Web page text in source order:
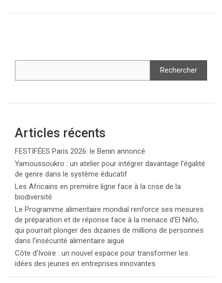
Rechercher
Articles récents
FESTIFÉES Paris 2026: le Benin annoncé
Yamoussoukro : un atelier pour intégrer davantage l’égalité
de genre dans le système éducatif
Les Africains en première ligne face à la crise de la
biodiversité
Le Programme alimentaire mondial renforce ses mesures
de préparation et de réponse face à la menace d’El Niño,
qui pourrait plonger des dizaines de millions de personnes
dans l’insécurité alimentaire aiguë
Côte d’Ivoire : un nouvel espace pour transformer les
idées des jeunes en entreprises innovantes